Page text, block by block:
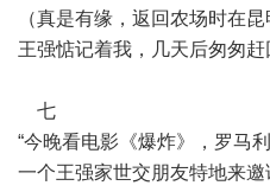
（真是有缘，返回农场时在
王强惦记着我，几天后匆匆赶
七
“今晚看电影《爆炸》，罗马利
一个王强家世交朋友特地来